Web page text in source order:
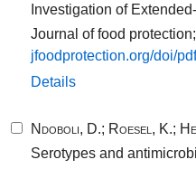
Investigation of
Journal of food protection;
jfoodprotection.​org/​doi/​
Details
Ndoboli, D.; Roesel, K.;
Serotypes and